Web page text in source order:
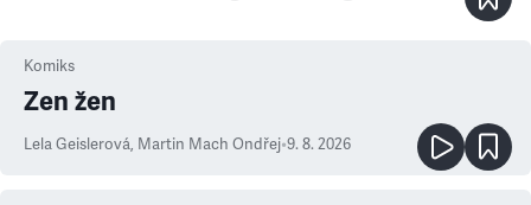
Komiks
Zen žen
Lela Geislerová, Martin Mach Ondřej•9. 8. 2026